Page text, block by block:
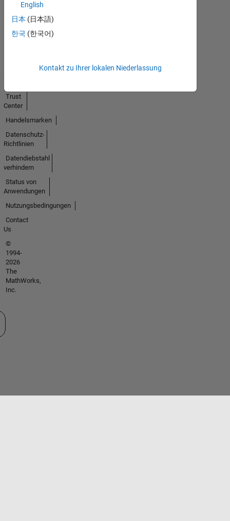
Aktivität
English
日本 (日本語)
한국 (한국어)
Kontakt zu Ihrer lokalen Niederlassung
Trust
Center
Handelsmarken
Datenschutz-
Richtlinien
Datendiebstahl
verhindern
Status von
Anwendungen
Nutzungsbedingungen
Contact
Us
©
1994-
2026
The
MathWorks,
Inc.